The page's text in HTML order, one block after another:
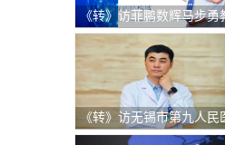
《转》访菲鹏数辉马步勇
授｜AI与分子模拟引领生
医药创新，“构象选择机制”
开辟药物动态设计新纪元
《转》访无锡市第九人民
院科教科主任赵刚